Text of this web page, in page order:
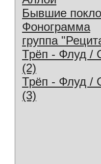
Бывшие
Фонограмма
группа
Трёп - Флуд /
(2)
Трёп - Флуд /
(3)